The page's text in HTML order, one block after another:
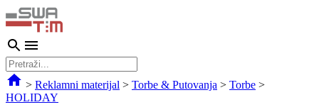
> Reklamni materijal > Torbe & Putovanja > Torbe >
HOLIDAY